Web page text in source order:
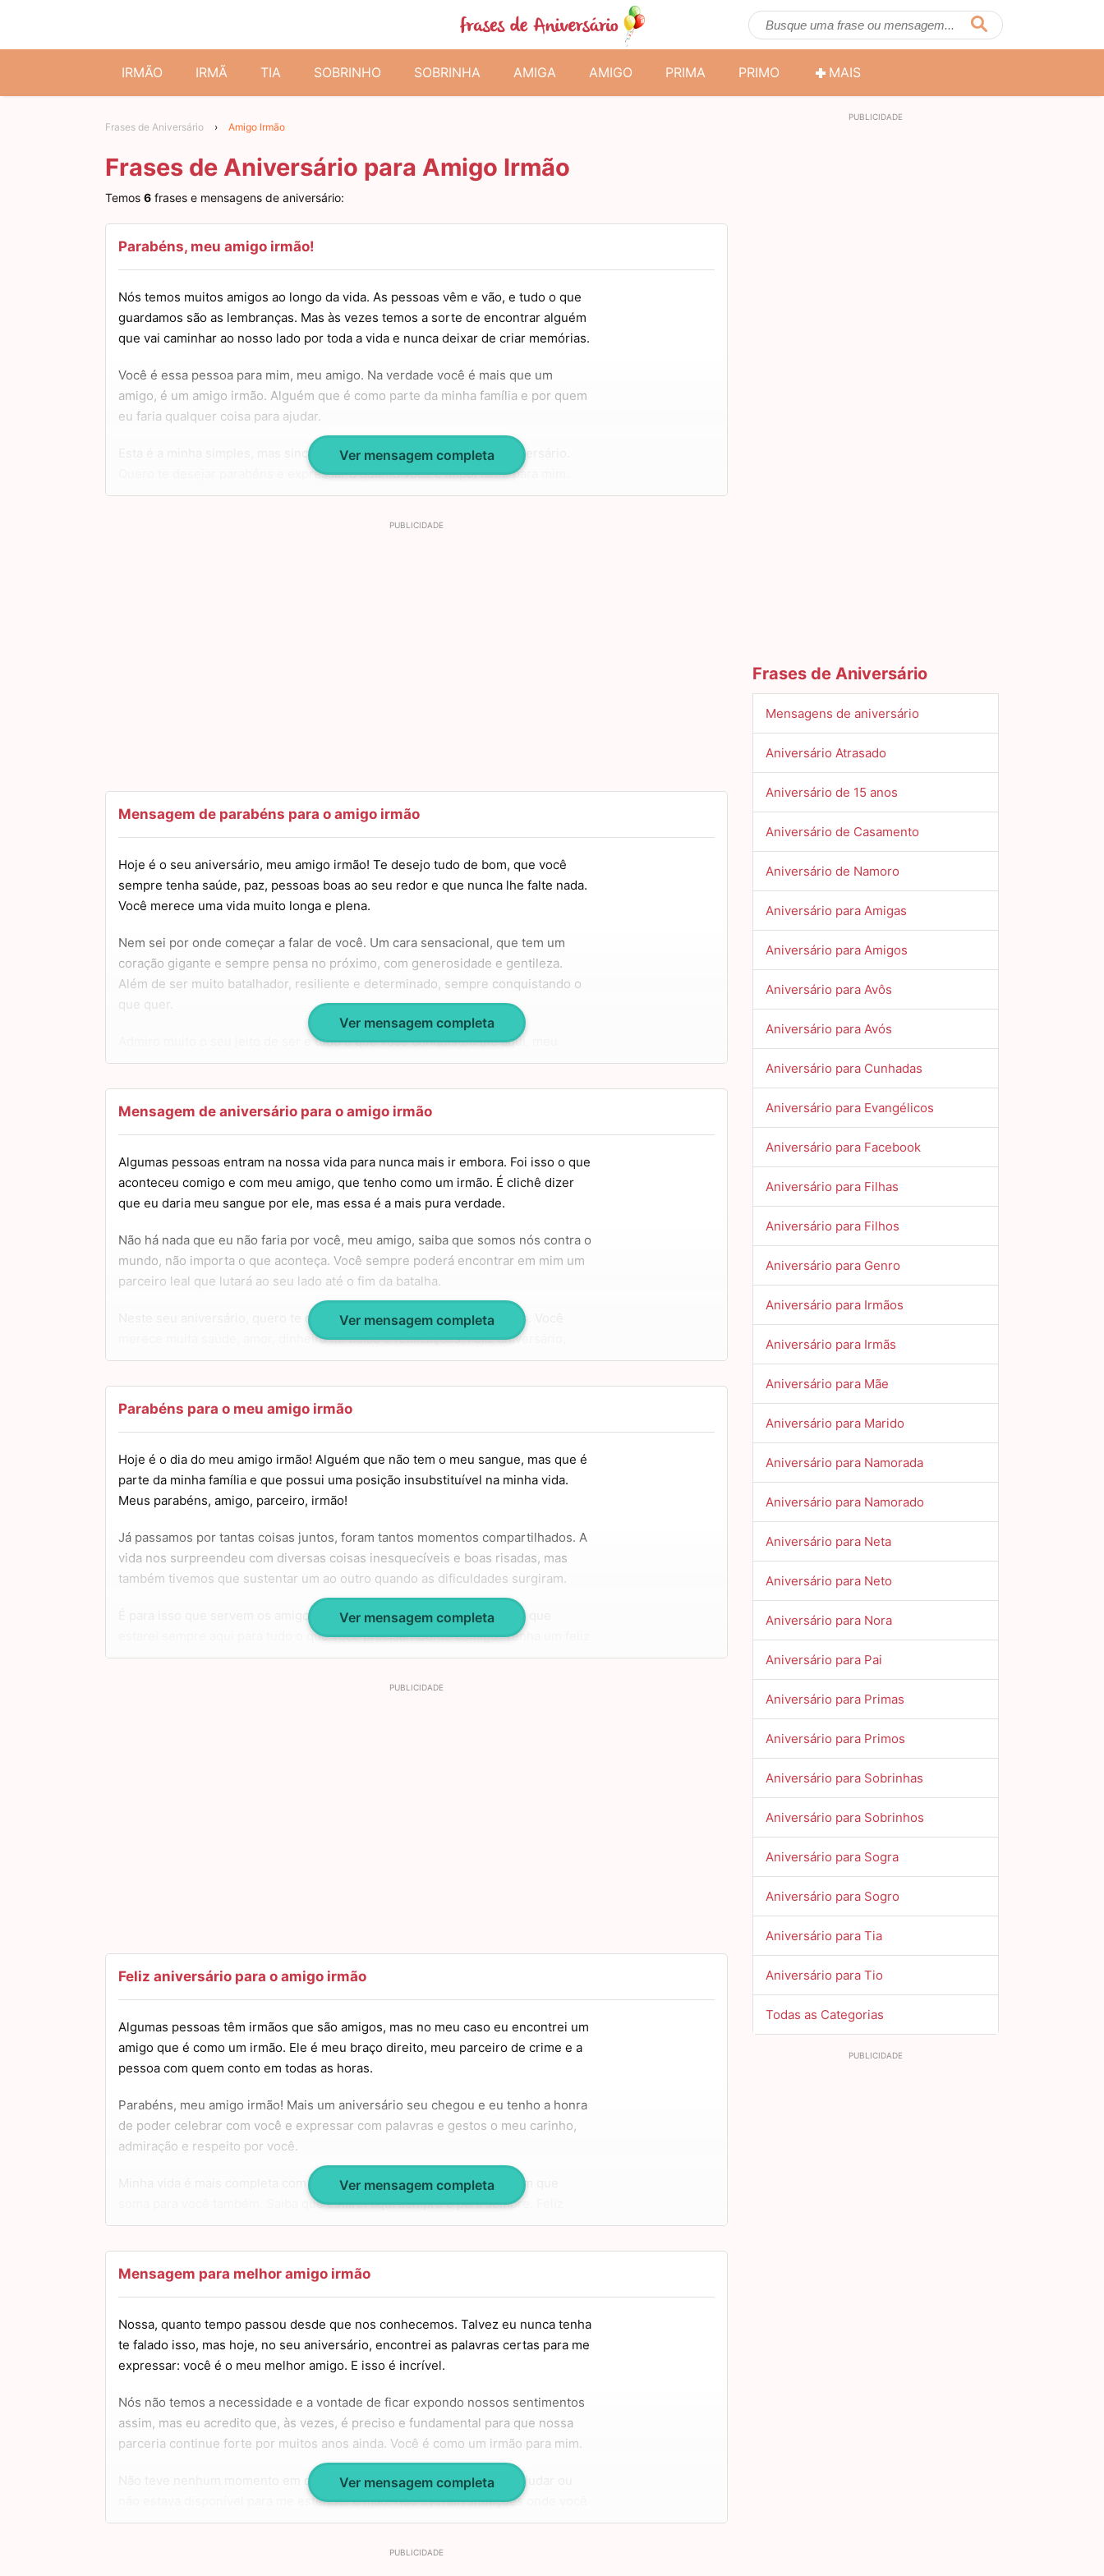
IRMÃO IRMÃ TIA SOBRINHO SOBRINHA AMIGA AMIGO PRIMA PRIMO MAIS
Frases de Aniversário › Amigo Irmão
Frases de Aniversário para Amigo Irmão
Temos 6 frases e mensagens de aniversário:
Parabéns, meu amigo irmão!
Nós temos muitos amigos ao longo da vida. As pessoas vêm e vão, e tudo o que
guardamos são as lembranças. Mas às vezes temos a sorte de encontrar alguém
que vai caminhar ao nosso lado por toda a vida e nunca deixar de criar memórias.
Você é essa pessoa para mim, meu amigo. Na verdade você é mais que um
amigo, é um amigo irmão. Alguém que é como parte da minha família e por quem
eu faria qualquer coisa para ajudar.
Esta é a minha simples, mas sincera homenagem para hoje, o seu aniversário.
Quero te desejar parabéns e expressar o quanto você é importante para mim.
Tenha um feliz aniversário, felicidades!
Ver mensagem completa
Mensagem de parabéns para o amigo irmão
Hoje é o seu aniversário, meu amigo irmão! Te desejo tudo de bom, que você
sempre tenha saúde, paz, pessoas boas ao seu redor e que nunca lhe falte nada.
Você merece uma vida muito longa e plena.
Nem sei por onde começar a falar de você. Um cara sensacional, que tem um
coração gigante e sempre pensa no próximo, com generosidade e gentileza.
Além de ser muito batalhador, resiliente e determinado, sempre conquistando o
que quer.
Admiro muito o seu jeito de ser e tudo o que você conquistou até aqui, meu
amigo. Espero estar ao seu lado para assistir a muitas outras vitórias. Meus
Ver mensagem completa
Mensagem de aniversário para o amigo irmão
Algumas pessoas entram na nossa vida para nunca mais ir embora. Foi isso o que
aconteceu comigo e com meu amigo, que tenho como um irmão. É clichê dizer
que eu daria meu sangue por ele, mas essa é a mais pura verdade.
Não há nada que eu não faria por você, meu amigo, saiba que somos nós contra o
mundo, não importa o que aconteça. Você sempre poderá encontrar em mim um
parceiro leal que lutará ao seu lado até o fim da batalha.
Neste seu aniversário, quero te desejar uma enxurrada de coisas boas. Você
merece muita saúde, amor, dinheiro no bolso e realizações. Feliz aniversário,
meu amigo irmão, felicidades!
Ver mensagem completa
Parabéns para o meu amigo irmão
Hoje é o dia do meu amigo irmão! Alguém que não tem o meu sangue, mas que é
parte da minha família e que possui uma posição insubstituível na minha vida.
Meus parabéns, amigo, parceiro, irmão!
Já passamos por tantas coisas juntos, foram tantos momentos compartilhados. A
vida nos surpreendeu com diversas coisas inesquecíveis e boas risadas, mas
também tivemos que sustentar um ao outro quando as dificuldades surgiram.
É para isso que servem os amigos, e é por isso que quero deixar claro que
estarei sempre aqui para tudo o que você precisar. Conte comigo! Tenha um feliz
aniversário, meu caro, um abraço!
Ver mensagem completa
Feliz aniversário para o amigo irmão
Algumas pessoas têm irmãos que são amigos, mas no meu caso eu encontrei um
amigo que é como um irmão. Ele é meu braço direito, meu parceiro de crime e a
pessoa com quem conto em todas as horas.
Parabéns, meu amigo irmão! Mais um aniversário seu chegou e eu tenho a honra
de poder celebrar com você e expressar com palavras e gestos o meu carinho,
admiração e respeito por você.
Minha vida é mais completa com a sua companhia, e espero ser alguém que
soma para você também. Saiba que estarei aqui sempre e para sempre. Feliz
aniversário, um forte abraço!
Ver mensagem completa
Mensagem para melhor amigo irmão
Nossa, quanto tempo passou desde que nos conhecemos. Talvez eu nunca tenha
te falado isso, mas hoje, no seu aniversário, encontrei as palavras certas para me
expressar: você é o meu melhor amigo. E isso é incrível.
Nós não temos a necessidade e a vontade de ficar expondo nossos sentimentos
assim, mas eu acredito que, às vezes, é preciso e fundamental para que nossa
parceria continue forte por muitos anos ainda. Você é como um irmão para mim.
Não teve nenhum momento em que precisei de você e não pôde me ajudar ou
não estava disponível para me estender a mão. Não tiveram situações onde você
me deprimiu ou que tenha me ofendido, na tentativa de me ensinar algo.
Então quero fazer um brinde especial para você: que sua vida seja muito
Ver mensagem completa
Frases de Aniversário
Mensagens de aniversário
Aniversário Atrasado
Aniversário de 15 anos
Aniversário de Casamento
Aniversário de Namoro
Aniversário para Amigas
Aniversário para Amigos
Aniversário para Avôs
Aniversário para Avós
Aniversário para Cunhadas
Aniversário para Evangélicos
Aniversário para Facebook
Aniversário para Filhas
Aniversário para Filhos
Aniversário para Genro
Aniversário para Irmãos
Aniversário para Irmãs
Aniversário para Mãe
Aniversário para Marido
Aniversário para Namorada
Aniversário para Namorado
Aniversário para Neta
Aniversário para Neto
Aniversário para Nora
Aniversário para Pai
Aniversário para Primas
Aniversário para Primos
Aniversário para Sobrinhas
Aniversário para Sobrinhos
Aniversário para Sogra
Aniversário para Sogro
Aniversário para Tia
Aniversário para Tio
Todas as Categorias